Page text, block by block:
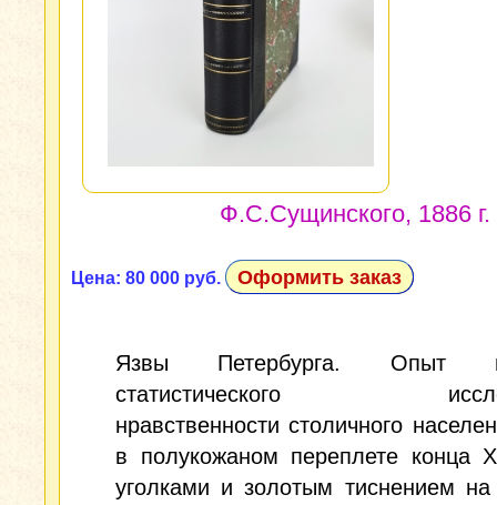
Ф.С.Сущинского, 1886 г.
Цена: 80 000 руб. Оформить заказ
Язвы Петербурга. Опыт
статистического
нравственности столичного
в полукожаном переплете конца
уголками и золотым тиснением